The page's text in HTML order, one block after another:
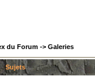
du Forum -> Galeries
Sujets